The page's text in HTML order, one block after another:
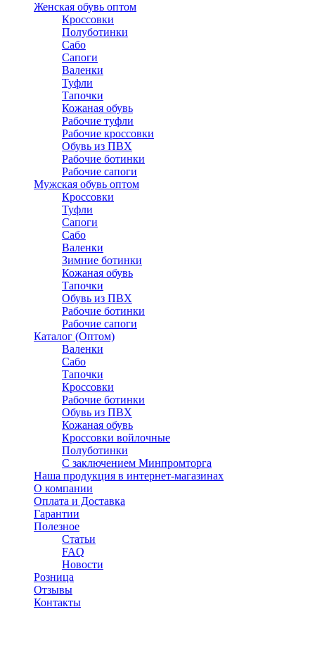
Женская обувь оптом
Кроссовки
Полуботинки
Сабо
Сапоги
Валенки
Туфли
Тапочки
Кожаная обувь
Рабочие туфли
Рабочие кроссовки
Обувь из ПВХ
Рабочие ботинки
Рабочие сапоги
Мужская обувь оптом
Кроссовки
Туфли
Сапоги
Сабо
Валенки
Зимние ботинки
Кожаная обувь
Тапочки
Обувь из ПВХ
Рабочие ботинки
Рабочие сапоги
Каталог (Оптом)
Валенки
Сабо
Тапочки
Кроссовки
Рабочие ботинки
Обувь из ПВХ
Кожаная обувь
Кроссовки войлочные
Полуботинки
C заключением Минпромторга
Наша продукция в интернет-магазинах
О компании
Оплата и Доставка
Гарантии
Полезное
Статьи
FAQ
Новости
Розница
Отзывы
Контакты